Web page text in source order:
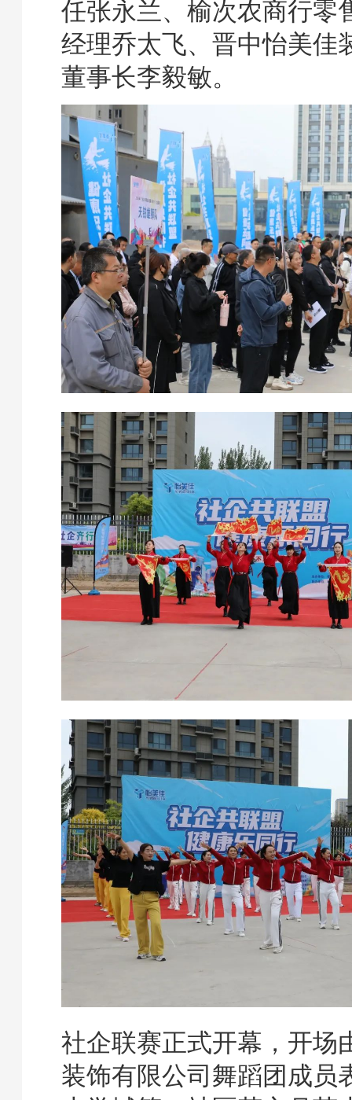
任张永兰、榆次农商行零
经理乔太飞、晋中怡美佳
董事长李毅敏。
社企联赛正式开幕，开场
装饰有限公司舞蹈团成员